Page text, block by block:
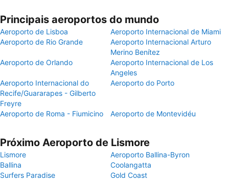
Principais aeroportos do mundo
Aeroporto de Lisboa
Aeroporto Internacional de Miami
Aeroporto de Rio Grande
Aeroporto Internacional Arturo
Merino Benítez
Aeroporto de Orlando
Aeroporto Internacional de Los
Angeles
Aeroporto Internacional do
Recife/Guararapes - Gilberto
Freyre
Aeroporto do Porto
Aeroporto de Roma - Fiumicino Aeroporto de Montevidéu
Próximo Aeroporto de Lismore
Lismore
Aeroporto Ballina-Byron
Ballina
Coolangatta
Surfers Paradise
Gold Coast